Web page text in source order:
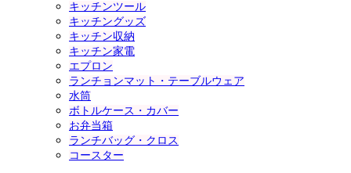
キッチンツール
キッチングッズ
キッチン収納
キッチン家電
エプロン
ランチョンマット・テーブルウェア
水筒
ボトルケース・カバー
お弁当箱
ランチバッグ・クロス
コースター